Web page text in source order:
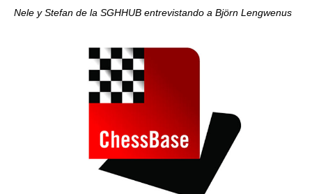
Nele y Stefan de la SGHHUB entrevistando a Björn Lengwenus